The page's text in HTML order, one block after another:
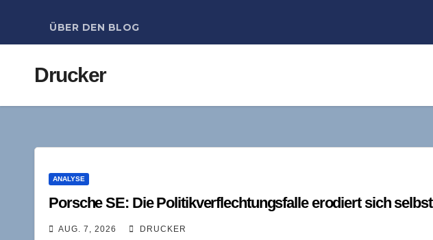
ÜBER DEN BLOG
Drucker
ANALYSE
Porsche SE: Die Politikverflechtungsfalle erodiert sich selbst
AUG. 7, 2026 DRUCKER